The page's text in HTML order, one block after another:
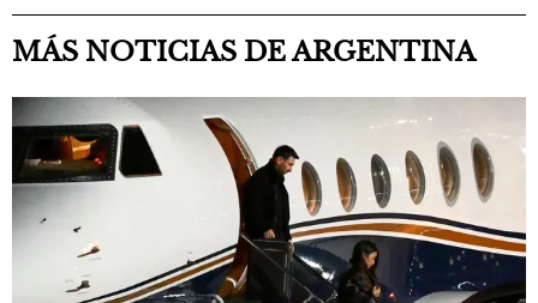
MÁS NOTICIAS DE ARGENTINA